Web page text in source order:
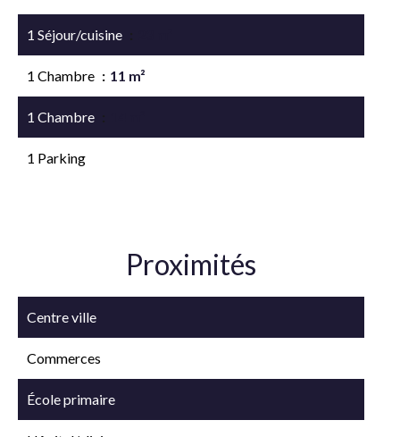
1 Séjour/cuisine
1 Chambre 11 m²
1 Chambre
1 Parking
Proximités
Centre ville
Commerces
École primaire